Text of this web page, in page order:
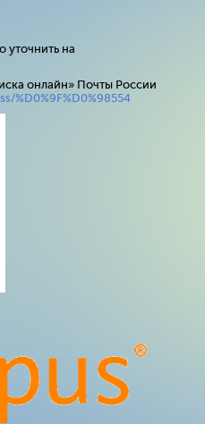
на
онлайн» Почты России
%D0%9F%D0%98554